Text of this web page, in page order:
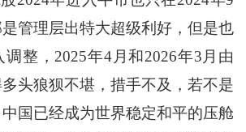
管理层出特大超级利好，但是也
调整，2025年4月和2026年3月由
头狼狈不堪，措手不及，若不是
国已经成为世界稳定和平的压舱